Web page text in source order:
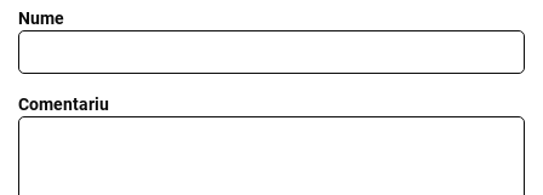
Nume
Comentariu